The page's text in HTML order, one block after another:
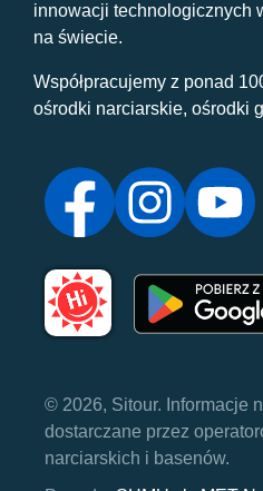
innowacji technologicznych
na świecie.
Współpracujemy z ponad
ośrodki narciarskie, ośrodki
© 2026, Sitour. Informacje
dostarczane przez
narciarskich i basenów.